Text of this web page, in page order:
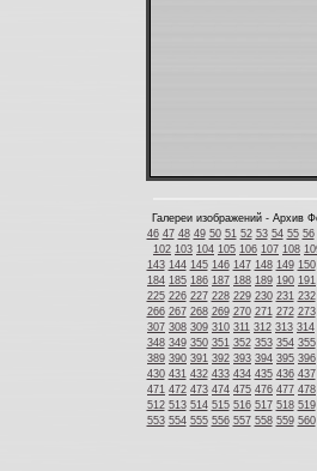
Галереи изображений - Архив
46 47 48 49 50 51 52 53 54 55 56
102 103 104 105 106 107 108
143 144 145 146 147 148 149 150
184 185 186 187 188 189 190 191
225 226 227 228 229 230 231 232
266 267 268 269 270 271 272 273
307 308 309 310 311 312 313 314
348 349 350 351 352 353 354 355
389 390 391 392 393 394 395 396
430 431 432 433 434 435 436 437
471 472 473 474 475 476 477 478
512 513 514 515 516 517 518 519
553 554 555 556 557 558 559 560